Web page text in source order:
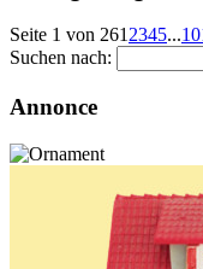
Seite 1 von 261 2345...10
Suchen nach:
Annonce